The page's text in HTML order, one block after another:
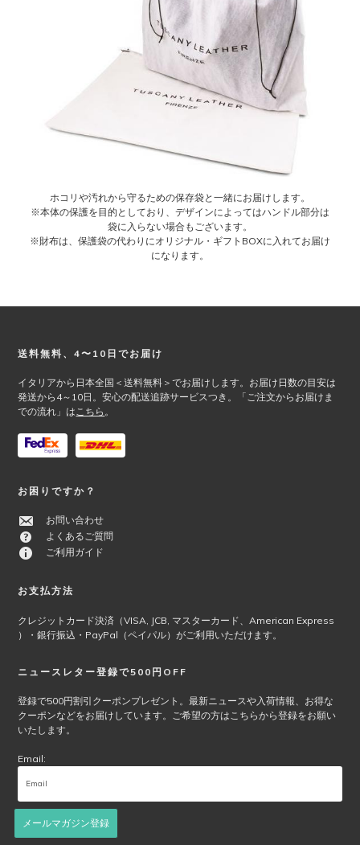
ホコリや汚れから守るための保存袋と一緒にお届けします。
※本体の保護を目的としており、デザインによってはハンドル部分は
袋に入らない場合もございます。
※財布は、保護袋の代わりにオリジナル・ギフトBOXに入れてお届け
になります。
Footer
送料無料、4〜10日でお届け
イタリアから日本全国＜送料無料＞でお届けします。お届け日数の目安は
発送から4～10日。安心の配送追跡サービスつき。「ご注文からお届けま
での流れ」はこちら 。
お困りですか？
お問い合わせ
よくあるご質問
ご利用ガイド
お支払方法
クレジットカード決済（VISA, JCB, マスターカード、American Express
）・銀行振込・PayPal（ペイパル）がご利用いただけます。
ニュースレター登録で500円OFF
登録で500円割引クーポンプレゼント。最新ニュースや入荷情報、お得な
クーポンなどをお届けしています。ご希望の方はこちらから登録をお願い
いたします。
Email:
メールマガジン登録